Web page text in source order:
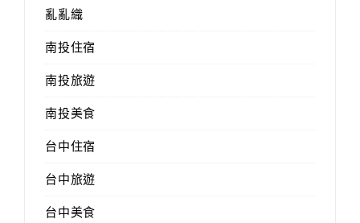
亂亂織
南投住宿
南投旅遊
南投美食
台中住宿
台中旅遊
台中美食